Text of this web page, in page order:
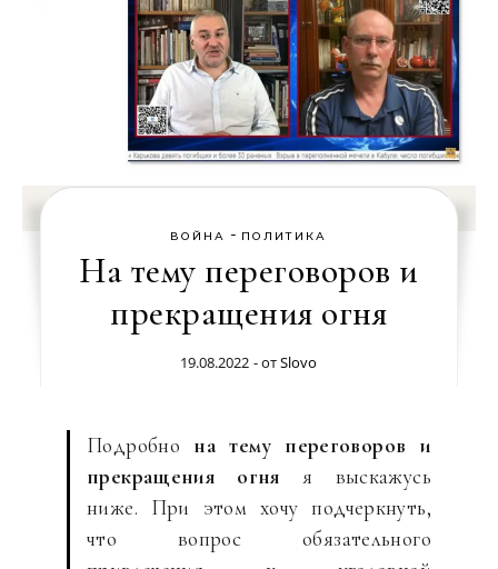
ВОЙНА - ПОЛИТИКА
На тему переговоров и
прекращения огня
19.08.2022 - отSlovo
Подробно на тему переговоров и
прекращения огня я выскажусь
ниже. При этом хочу подчеркнуть,
что вопрос обязательного